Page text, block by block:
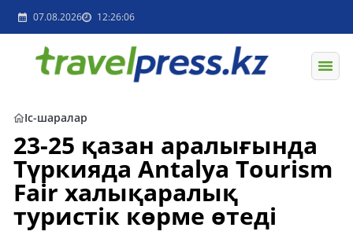
07.08.2026 12:26:06
Іс-шаралар
23-25 қазан аралығында
Түркияда Antalya Tourism
Fair халықаралық
туристік көрме өтеді